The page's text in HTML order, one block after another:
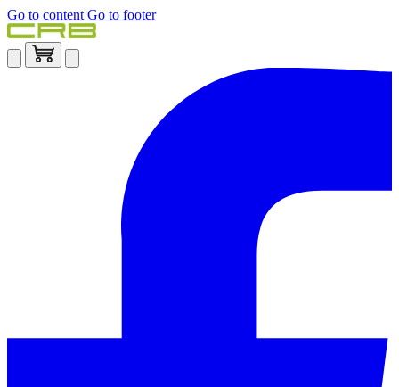
Go to content Go to footer